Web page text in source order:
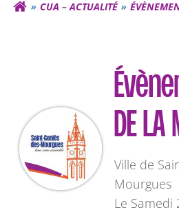
CUA – ACTUALITÉ
DE LA
Ville de
Mourgues
Le Samedi